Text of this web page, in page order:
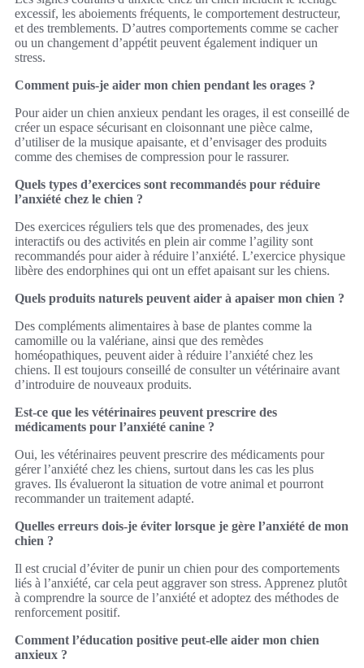
excessif, les aboiements fréquents, le comportement destructeur,
et des tremblements. D’autres comportements comme se cacher
ou un changement d’appétit peuvent également indiquer un
stress.
Comment puis-je aider mon chien pendant les orages ?
Pour aider un chien anxieux pendant les orages, il est conseillé de
créer un espace sécurisant en cloisonnant une pièce calme,
d’utiliser de la musique apaisante, et d’envisager des produits
comme des chemises de compression pour le rassurer.
Quels types d’exercices sont recommandés pour réduire
l’anxiété chez le chien ?
Des exercices réguliers tels que des promenades, des jeux
interactifs ou des activités en plein air comme l’agility sont
recommandés pour aider à réduire l’anxiété. L’exercice physique
libère des endorphines qui ont un effet apaisant sur les chiens.
Quels produits naturels peuvent aider à apaiser mon chien ?
Des compléments alimentaires à base de plantes comme la
camomille ou la valériane, ainsi que des remèdes
homéopathiques, peuvent aider à réduire l’anxiété chez les
chiens. Il est toujours conseillé de consulter un vétérinaire avant
d’introduire de nouveaux produits.
Est-ce que les vétérinaires peuvent prescrire des
médicaments pour l’anxiété canine ?
Oui, les vétérinaires peuvent prescrire des médicaments pour
gérer l’anxiété chez les chiens, surtout dans les cas les plus
graves. Ils évalueront la situation de votre animal et pourront
recommander un traitement adapté.
Quelles erreurs dois-je éviter lorsque je gère l’anxiété de mon
chien ?
Il est crucial d’éviter de punir un chien pour des comportements
liés à l’anxiété, car cela peut aggraver son stress. Apprenez plutôt
à comprendre la source de l’anxiété et adoptez des méthodes de
renforcement positif.
Comment l’éducation positive peut-elle aider mon chien
anxieux ?